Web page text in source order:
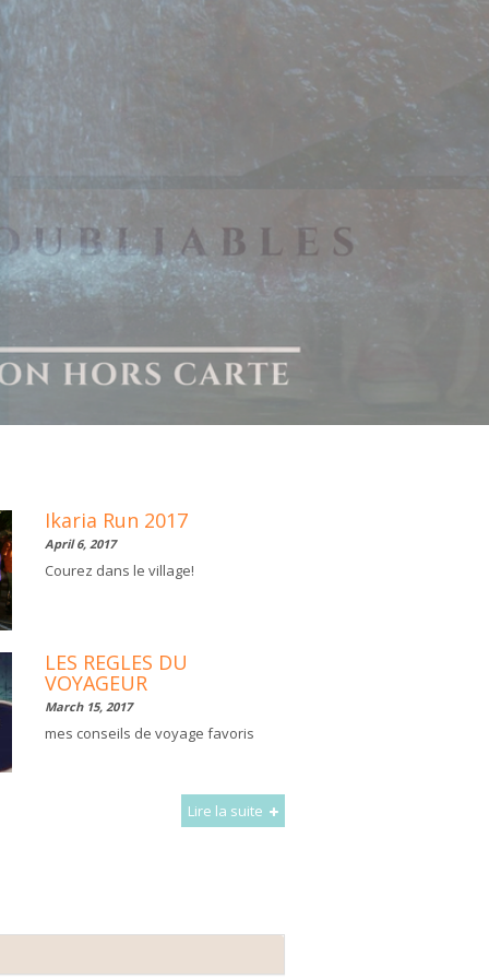
Ikaria Run 2017
April 6, 2017
Courez dans le village!
LES REGLES DU
VOYAGEUR
March 15, 2017
mes conseils de voyage favoris
Lire la suite